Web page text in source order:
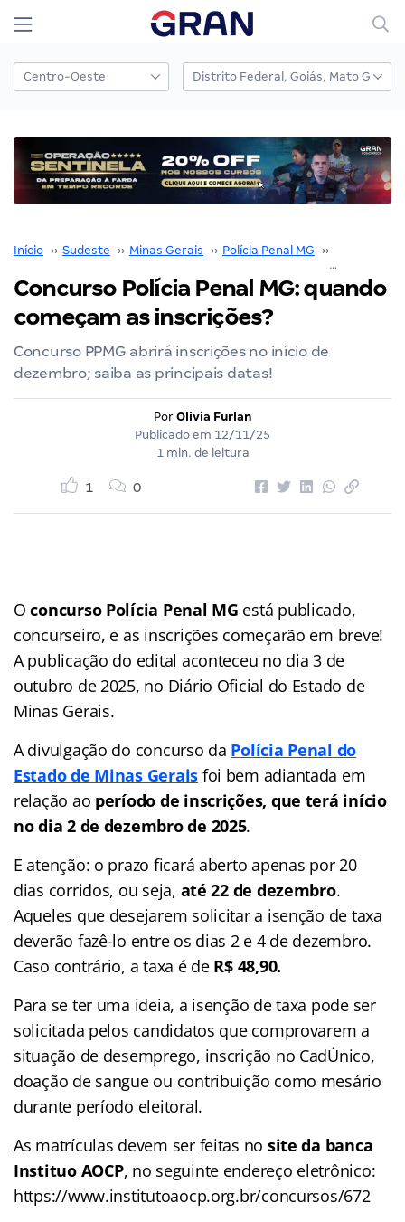
Início ›› Sudeste ›› Minas Gerais ›› Polícia Penal MG ››
Concurso Polícia Penal MG: quando
começam as inscrições?
Concurso PPMG abrirá inscrições no início de
dezembro; saiba as principais datas!
Por Olivia Furlan
Publicado em 12/11/25
1 min. de leitura
1 0
Oconcurso Polícia Penal MG está publicado,
concurseiro, e as inscrições começarão em breve!
A publicação do edital aconteceu no dia 3 de
outubro de 2025, no Diário Oficial do Estado de
Minas Gerais.
A divulgação do concurso da Polícia Penal do
Estado de Minas Gerais foi bem adiantada em
relação ao período de inscrições, que terá início
no dia 2 de dezembro de 2025.
E atenção: o prazo ficará aberto apenas por 20
dias corridos, ou seja, até 22 de dezembro.
Aqueles que desejarem solicitar a isenção de taxa
deverão fazê-lo entre os dias 2 e 4 de dezembro.
Caso contrário, a taxa é de R$ 48,90.
Para se ter uma ideia, a isenção de taxa pode ser
solicitada pelos candidatos que comprovarem a
situação de desemprego, inscrição no CadÚnico,
doação de sangue ou contribuição como mesário
durante período eleitoral.
As matrículas devem ser feitas no site da banca
Instituo AOCP, no seguinte endereço eletrônico:
https://www.institutoaocp.org.br/concursos/672